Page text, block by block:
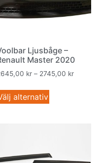
Ljusbåge –
Master 2020
kr – 2745,00 kr
alternativ